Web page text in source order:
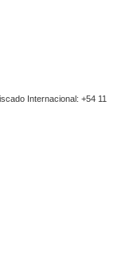
Internacional: +54 11